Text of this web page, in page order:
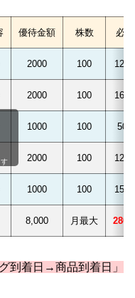
優待金額 株数 必
2000 100
2000 100
1000 100
2000 100
1000 100
8,000 月最大
到着日→商品到着日」